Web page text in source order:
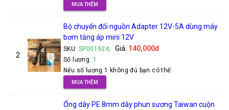
MUA THÊM
2
Bộ chuyển đổi nguồn Adapter 12V-5A dùng máy
bơm tăng áp mini 12V
SKU: SP001924, Giá: 140,000đ
Số lượng: 1
Nếu số lượng 1 không đủ bạn có thể:
MUA THÊM
Ống dây PE 8mm dây phun sương Taiwan cuộn